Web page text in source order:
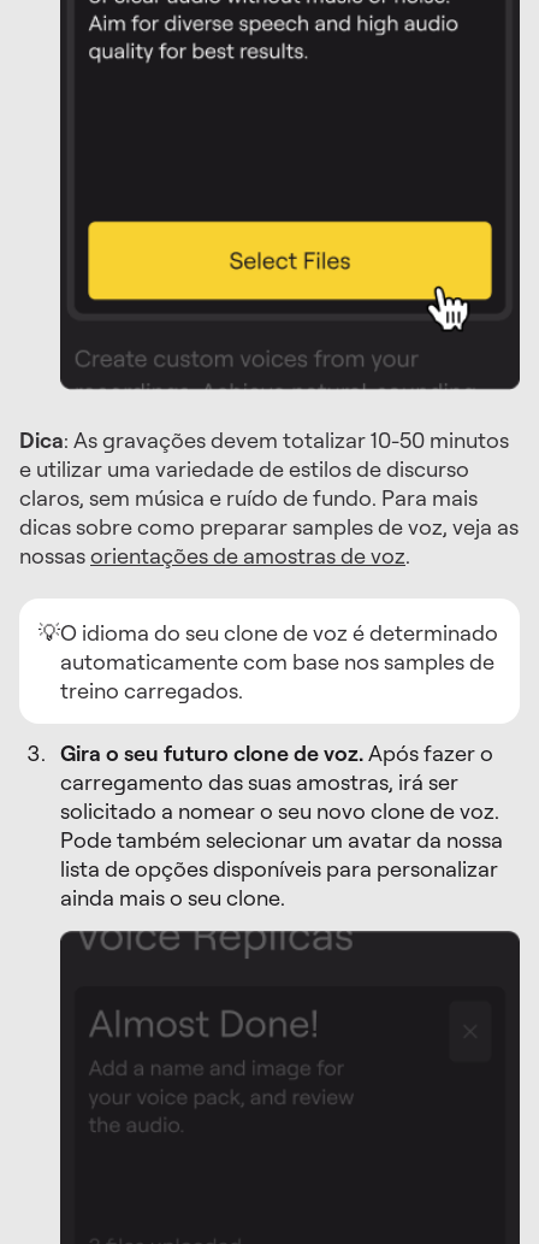
Dica: As gravações devem totalizar 10-50 minutos
e utilizar uma variedade de estilos de discurso
claros, sem música e ruído de fundo. Para mais
dicas sobre como preparar samples de voz, veja as
nossasorientações de amostras de voz.
💡O idioma do seu clone de voz é determinado
automaticamente com base nos samples de
treino carregados.
Gira o seu futuro clone de voz.Após fazer o
carregamento das suas amostras, irá ser
solicitado a nomear o seu novo clone de voz.
Pode também selecionar um avatar da nossa
lista de opções disponíveis para personalizar
ainda mais o seu clone.